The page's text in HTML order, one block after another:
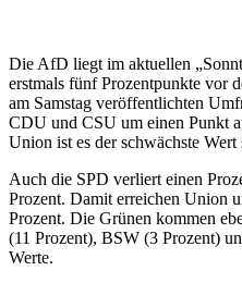
Die AfD liegt im aktuellen
erstmals fünf Prozentpunkte vor
am Samstag veröffentlichten
CDU und CSU um einen Punkt
Union ist es der schwächste Wert
Auch die SPD verliert einen
Prozent. Damit erreichen Union
Prozent. Die Grünen kommen
(11 Prozent), BSW (3 Prozent)
Werte.